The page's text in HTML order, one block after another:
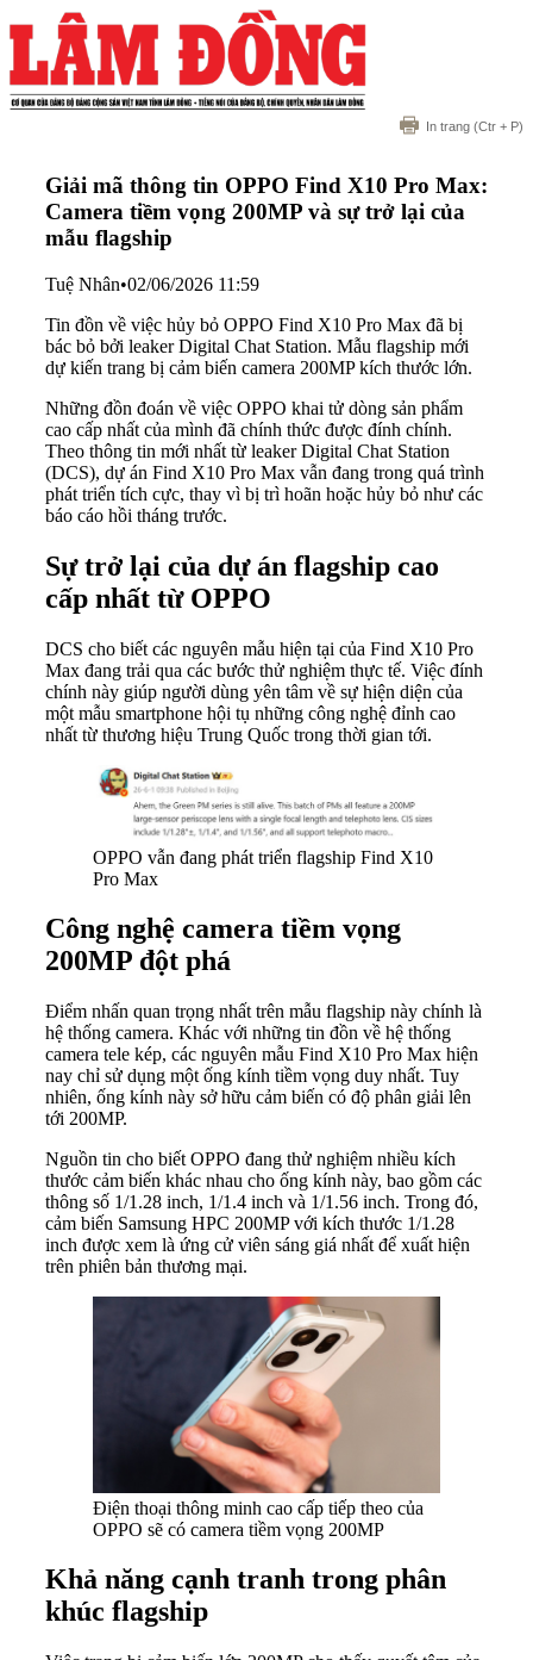
In trang (Ctr + P)
Giải mã thông tin OPPO Find X10 Pro Max:
Camera tiềm vọng 200MP và sự trở lại của
mẫu flagship
Tuệ Nhân•02/06/2026 11:59
Tin đồn về việc hủy bỏ OPPO Find X10 Pro Max đã bị
bác bỏ bởi leaker Digital Chat Station. Mẫu flagship mới
dự kiến trang bị cảm biến camera 200MP kích thước lớn.
Những đồn đoán về việc OPPO khai tử dòng sản phẩm
cao cấp nhất của mình đã chính thức được đính chính.
Theo thông tin mới nhất từ leaker Digital Chat Station
(DCS), dự án Find X10 Pro Max vẫn đang trong quá trình
phát triển tích cực, thay vì bị trì hoãn hoặc hủy bỏ như các
báo cáo hồi tháng trước.
Sự trở lại của dự án flagship cao
cấp nhất từ OPPO
DCS cho biết các nguyên mẫu hiện tại của Find X10 Pro
Max đang trải qua các bước thử nghiệm thực tế. Việc đính
chính này giúp người dùng yên tâm về sự hiện diện của
một mẫu smartphone hội tụ những công nghệ đỉnh cao
nhất từ thương hiệu Trung Quốc trong thời gian tới.
OPPO vẫn đang phát triển flagship Find X10
Pro Max
Công nghệ camera tiềm vọng
200MP đột phá
Điểm nhấn quan trọng nhất trên mẫu flagship này chính là
hệ thống camera. Khác với những tin đồn về hệ thống
camera tele kép, các nguyên mẫu Find X10 Pro Max hiện
nay chỉ sử dụng một ống kính tiềm vọng duy nhất. Tuy
nhiên, ống kính này sở hữu cảm biến có độ phân giải lên
tới 200MP.
Nguồn tin cho biết OPPO đang thử nghiệm nhiều kích
thước cảm biến khác nhau cho ống kính này, bao gồm các
thông số 1/1.28 inch, 1/1.4 inch và 1/1.56 inch. Trong đó,
cảm biến Samsung HPC 200MP với kích thước 1/1.28
inch được xem là ứng cử viên sáng giá nhất để xuất hiện
trên phiên bản thương mại.
Điện thoại thông minh cao cấp tiếp theo của
OPPO sẽ có camera tiềm vọng 200MP
Khả năng cạnh tranh trong phân
khúc flagship